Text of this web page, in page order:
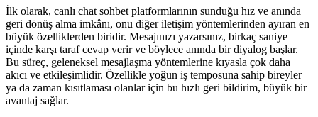
İlk olarak, canlı chat sohbet platformlarının sunduğu hız ve anında
geri dönüş alma imkânı, onu diğer iletişim yöntemlerinden ayıran en
büyük özelliklerden biridir. Mesajınızı yazarsınız, birkaç saniye
içinde karşı taraf cevap verir ve böylece anında bir diyalog başlar.
Bu süreç, geleneksel mesajlaşma yöntemlerine kıyasla çok daha
akıcı ve etkileşimlidir. Özellikle yoğun iş temposuna sahip bireyler
ya da zaman kısıtlaması olanlar için bu hızlı geri bildirim, büyük bir
avantaj sağlar.